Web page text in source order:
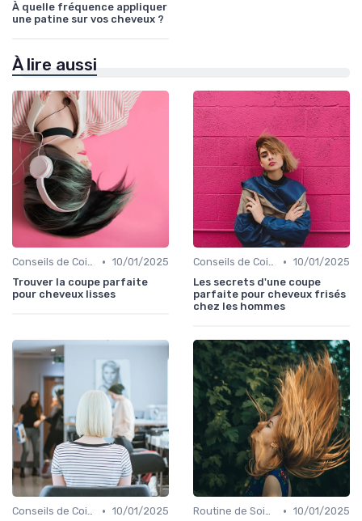
À quelle fréquence appliquer
une patine sur vos cheveux ?
À lire aussi
Conseils de Coiffage • 10/01/2025
Trouver la coupe parfaite
pour cheveux lisses
Conseils de Coiffage • 10/01/2025
Les secrets d'une coupe
parfaite pour cheveux frisés
chez les hommes
Conseils de Coiffage • 10/01/2025
Routine de Soins pour Cheveux Bouclés • 10/01/2025